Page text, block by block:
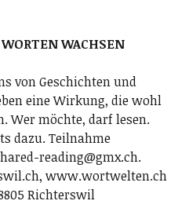
WACHSEN
von Geschichten und
eine Wirkung, die wohl
Wer möchte, darf lesen.
dazu. Teilnahme
reading@gmx.ch.
www.wortwelten.ch
Richterswil